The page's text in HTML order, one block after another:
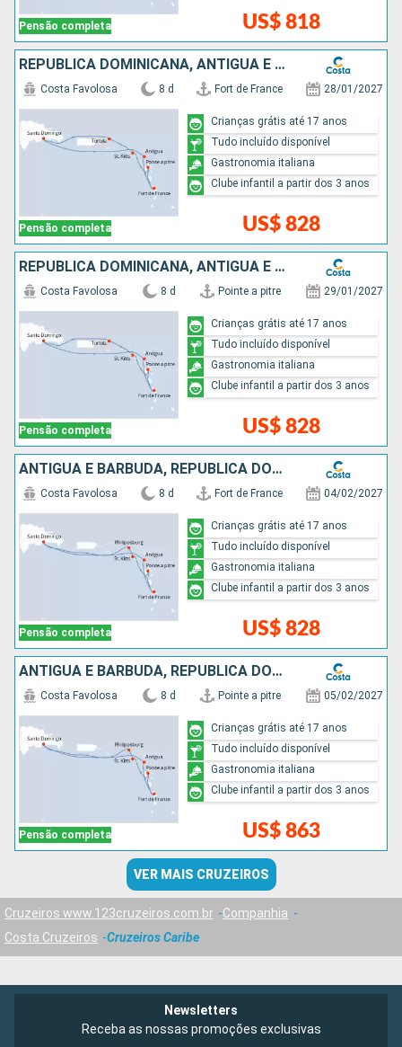
Pensão completa US$ 818
REPUBLICA DOMINICANA, ANTIGUA E BARBUDA
Pensão completa
Costa Favolosa 8 d Fort de France 28/01/2027
US$ 828
Crianças grátis até 17 anos
Tudo incluído disponível
Gastronomia italiana
Clube infantil a partir dos 3 anos
REPUBLICA DOMINICANA, ANTIGUA E BARBUDA
Pensão completa
Costa Favolosa 8 d Pointe a pitre 29/01/2027
US$ 828
Crianças grátis até 17 anos
Tudo incluído disponível
Gastronomia italiana
Clube infantil a partir dos 3 anos
ANTIGUA E BARBUDA, REPUBLICA DOMINICANA
Pensão completa
Costa Favolosa 8 d Fort de France 04/02/2027
US$ 828
Crianças grátis até 17 anos
Tudo incluído disponível
Gastronomia italiana
Clube infantil a partir dos 3 anos
ANTIGUA E BARBUDA, REPUBLICA DOMINICANA
Pensão completa
Costa Favolosa 8 d Pointe a pitre 05/02/2027
US$ 863
Crianças grátis até 17 anos
Tudo incluído disponível
Gastronomia italiana
Clube infantil a partir dos 3 anos
VER MAIS CRUZEIROS
Cruzeiros www.123cruzeiros.com.br
Companhia
Costa Cruzeiros
Cruzeiros Caribe
Newsletters
Receba as nossas promoções exclusivas